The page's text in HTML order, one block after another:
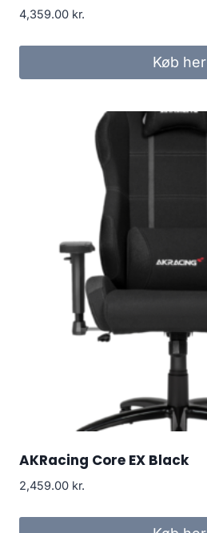
4,359.00 kr.
Køb her
AKRacing Core EX Black
2,459.00 kr.